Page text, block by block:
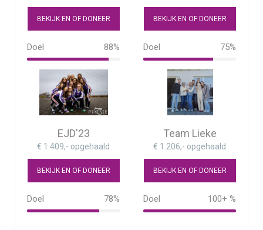
BEKIJK EN OF DONEER
Doel 88%
88%
BEKIJK EN OF DONEER
Doel 75%
75%
EJD'23
€ 1.409,- opgehaald
BEKIJK EN OF DONEER
Doel 78%
78%
Team Lieke
€ 1.206,- opgehaald
BEKIJK EN OF DONEER
Doel 100+ %